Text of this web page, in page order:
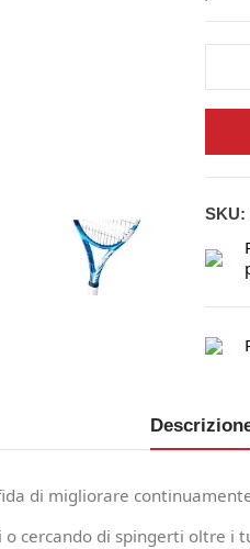
SKU:
di migliorare
cercando di spingerti oltre